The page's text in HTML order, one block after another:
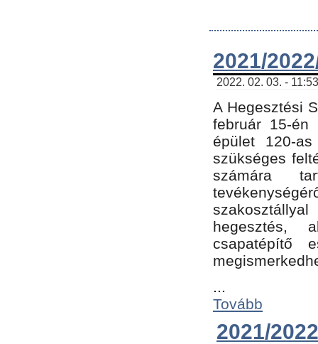
2021/
2022. 02. 03. -
A Hegesztési
február 15-
épület 120-
szükséges
számára
hegesztés,
csapatépítő
...
Tovább
2021/